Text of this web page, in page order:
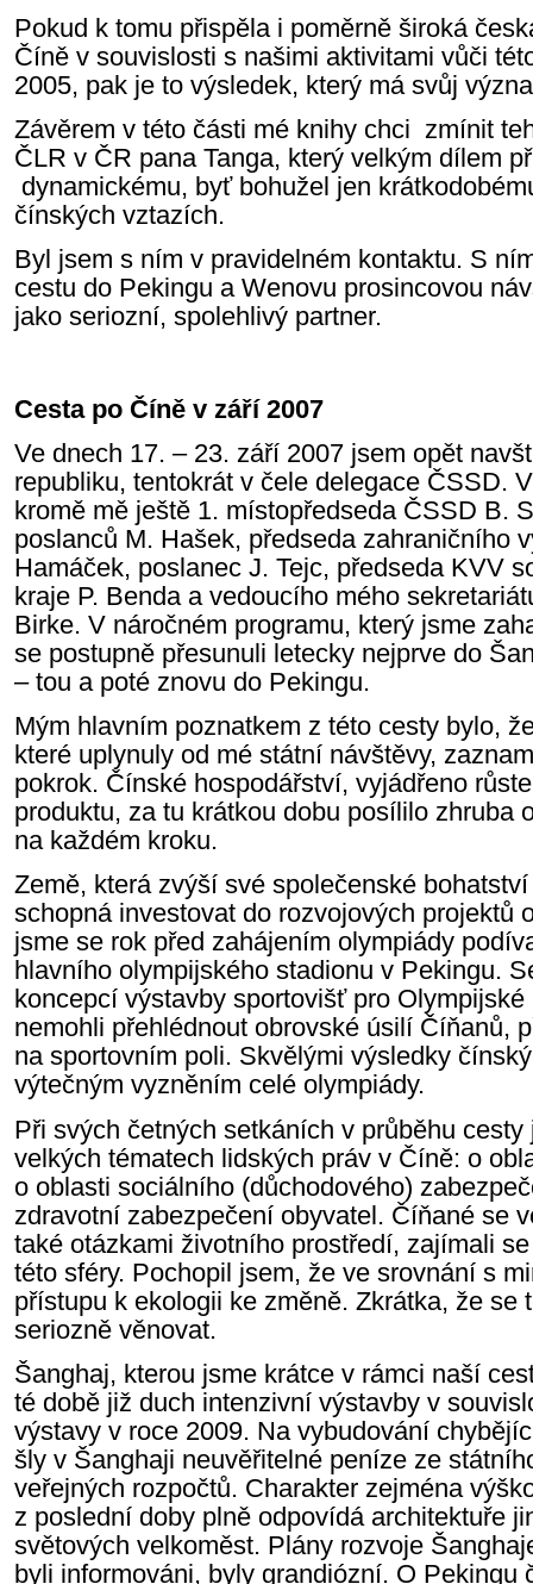
Pokud k tomu přispěla i poměrně široká
Číně v souvislosti s našimi aktivitami vůči
2005, pak je to výsledek, který má svůj
Závěrem v této části mé knihy chci zmínit
ČLR v ČR pana Tanga, který velkým dílem
dynamickému, byť bohužel jen
čínských vztazích.
Byl jsem s ním v pravidelném kontaktu. S
cestu do Pekingu a Wenovu prosincovou
jako seriozní,
Cesta po Číně v září 2007
Ve dnech 17. – 23. září 2007 jsem opět
republiku, tentokrát v čele delegace ČSSD.
kromě mě ještě 1. místopředseda ČSSD B.
poslanců M. Hašek, předseda zahraničního
Hamáček, poslanec J. Tejc, předseda KVV
kraje P. Benda a vedoucího mého
Birke. V náročném programu, který jsme
se postupně přesunuli letecky nejprve do
– tou a poté znovu do Pekingu.
Mým hlavním poznatkem z této cesty bylo,
které uplynuly od mé státní návštěvy,
pokrok. Čínské hospodářství, vyjádřeno
produktu, za tu krátkou dobu posílilo zhruba
na každém kroku.
Země, která zvýší své společenské
schopná investovat do rozvojových projektů
jsme se rok před zahájením olympiády
hlavního olympijského stadionu v Pekingu.
koncepcí výstavby sportovišť pro
nemohli přehlédnout obrovské úsilí Číňanů,
na sportovním poli. Skvělými výsledky
výtečným vyzněním celé olympiády.
Při svých četných setkáních v průběhu
velkých tématech lidských práv v Číně: o
o oblasti sociálního (důchodového)
zdravotní zabezpečení obyvatel. Číňané se
také otázkami životního prostředí, zajímali
této sféry. Pochopil jsem, že ve srovnání s
přístupu k ekologii ke změně. Zkrátka, že se
seriozně věnovat.
Šanghaj, kterou jsme krátce v rámci naší
té době již duch intenzivní výstavby v
výstavy v roce 2009. Na vybudování
šly v Šanghaji neuvěřitelné peníze ze
veřejných rozpočtů. Charakter zejména
z poslední doby plně odpovídá architektuře
světových velkoměst. Plány rozvoje
byli informováni, byly grandiózní. O